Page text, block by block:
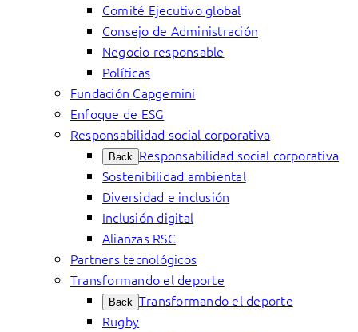
Comité Ejecutivo global
Consejo de Administración
Negocio responsable
Políticas
Fundación Capgemini
Enfoque de ESG
Responsabilidad social corporativa
Back Responsabilidad social corporativa
Sostenibilidad ambiental
Diversidad e inclusión
Inclusión digital
Alianzas RSC
Partners tecnológicos
Transformando el deporte
Back Transformando el deporte
Rugby